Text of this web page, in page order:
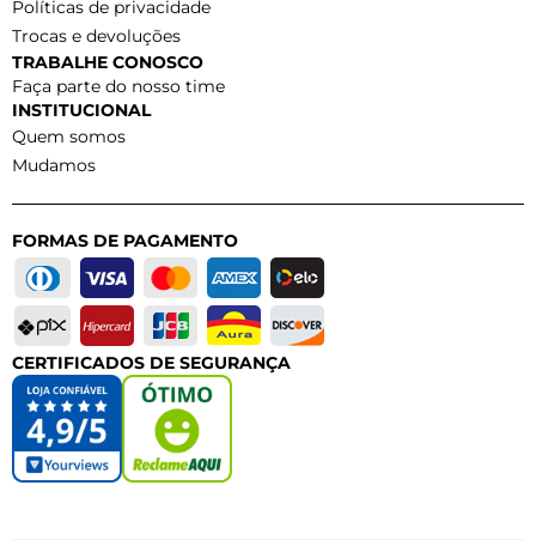
Políticas de privacidade
Trocas e devoluções
TRABALHE CONOSCO
Faça parte do nosso time
INSTITUCIONAL
Quem somos
Mudamos
FORMAS DE PAGAMENTO
CERTIFICADOS DE SEGURANÇA